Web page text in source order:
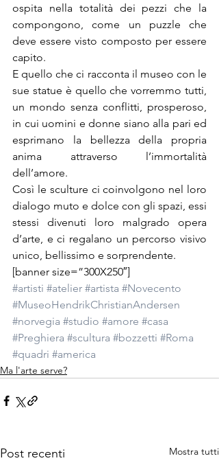
ospita nella totalità dei pezzi che la
compongono, come un puzzle che
deve essere visto composto per essere
capito.
E quello che ci racconta il museo con le
sue statue è quello che vorremmo tutti,
un mondo senza conflitti, prosperoso,
in cui uomini e donne siano alla pari ed
esprimano la bellezza della propria
anima attraverso l’immortalità
dell’amore.
Così le sculture ci coinvolgono nel loro
dialogo muto e dolce con gli spazi, essi
stessi divenuti loro malgrado opera
d’arte, e ci regalano un percorso visivo
unico, bellissimo e sorprendente.
[banner size=”300X250″]
#artisti #atelier #artista #Novecento
#MuseoHendrikChristianAndersen
#norvegia #studio #amore #casa
#Preghiera #scultura #bozzetti #Roma
#quadri #america
Ma l'arte serve?
Post recenti Mostra tutti